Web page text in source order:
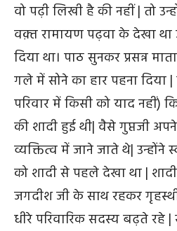
वो पढ़ी लिखी है की नहीं | तो
वक़्त रामायण पढ़वा के देखा था
दिया था। पाठ सुनकर प्रसन्न
गले में सोने का हार पहना दिया |
परिवार में किसी को याद नहीं)
की शादी हुई थी| वैसे गुप्तजी
व्यक्तित्व में जाने जाते थे| उन्होंने
को शादी से पहले देखा था |
जगदीश जी के साथ रहकर
धीरे परिवारिक सदस्य बढ़ते रहे |